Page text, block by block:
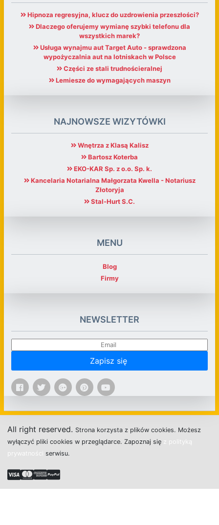
Hipnoza regresyjna, klucz do uzdrowienia przeszłości?
Dlaczego oferujemy wymianę szybki telefonu dla
wszystkich marek?
Usługa wynajmu aut Target Auto - sprawdzona
wypożyczalnia aut na lotniskach w Polsce
Części ze stali trudnościeralnej
Lemiesze do wymagających maszyn
NAJNOWSZE WIZYTÓWKI
Wnętrza z Klasą Kalisz
Bartosz Koterba
EKO-KAR Sp. z o.o. Sp. k.
Kancelaria Notarialna Małgorzata Kwella - Notariusz
Złotoryja
Stal-Hurt S.C.
MENU
Blog
Firmy
NEWSLETTER
Zapisz się
All right reserved. Strona korzysta z plików cookies. Możesz
wyłączyć pliki cookies w przeglądarce. Zapoznaj się z polityką
prywatności serwisu.